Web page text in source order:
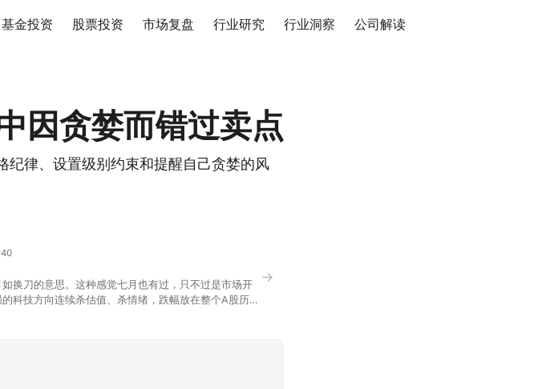
基金投资 股票投资 市场复盘 行业研究 行业洞察 公司解读
因贪婪而错过卖点
纪律、设置级别约束和提醒自己贪婪的风
40
换刀的意思。这种感觉七月也有过，只不过是市场开
科技方向连续杀估值、杀情绪，跌幅放在整个A股历史
→